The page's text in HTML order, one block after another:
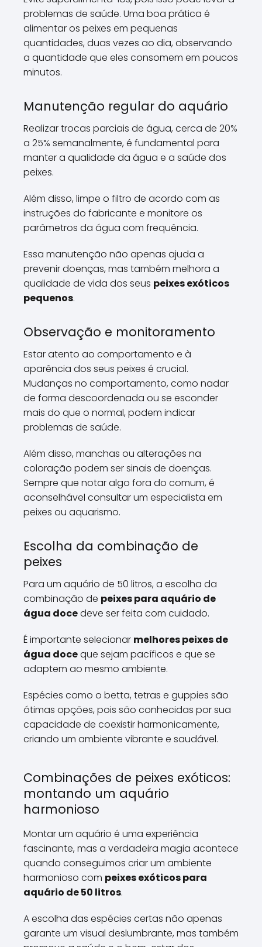
problemas de saúde. Uma boa prática é
alimentar os peixes em pequenas
quantidades, duas vezes ao dia, observando
a quantidade que eles consomem em poucos
minutos.
Manutenção regular do aquário
Realizar trocas parciais de água, cerca de 20%
a 25% semanalmente, é fundamental para
manter a qualidade da água e a saúde dos
peixes.
Além disso, limpe o filtro de acordo com as
instruções do fabricante e monitore os
parâmetros da água com frequência.
Essa manutenção não apenas ajuda a
prevenir doenças, mas também melhora a
qualidade de vida dos seus peixes exóticos
pequenos.
Observação e monitoramento
Estar atento ao comportamento e à
aparência dos seus peixes é crucial.
Mudanças no comportamento, como nadar
de forma descoordenada ou se esconder
mais do que o normal, podem indicar
problemas de saúde.
Além disso, manchas ou alterações na
coloração podem ser sinais de doenças.
Sempre que notar algo fora do comum, é
aconselhável consultar um especialista em
peixes ou aquarismo.
Escolha da combinação de
peixes
Para um aquário de 50 litros, a escolha da
combinação de peixes para aquário de
água docedeve ser feita com cuidado.
É importante selecionar melhores peixes de
água doceque sejam pacíficos e que se
adaptem ao mesmo ambiente.
Espécies como o betta, tetras e guppies são
ótimas opções, pois são conhecidas por sua
capacidade de coexistir harmonicamente,
criando um ambiente vibrante e saudável.
Combinações de peixes exóticos:
montando um aquário
harmonioso
Montar um aquário é uma experiência
fascinante, mas a verdadeira magia acontece
quando conseguimos criar um ambiente
harmonioso com peixes exóticos para
aquário de 50 litros.
A escolha das espécies certas não apenas
garante um visual deslumbrante, mas também